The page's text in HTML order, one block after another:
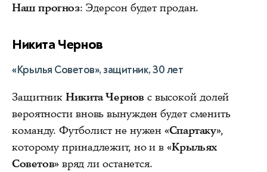
Наш прогноз: Эдерсон будет продан.
Никита Чернов
«Крылья Советов», защитник, 30 лет
ЗащитникНикита Чернов с высокой долей
вероятности вновь вынужден будет сменить
команду. Футболист не нужен«Спартаку»,
которому принадлежит, но и в«Крыльях
Советов»вряд ли останется.